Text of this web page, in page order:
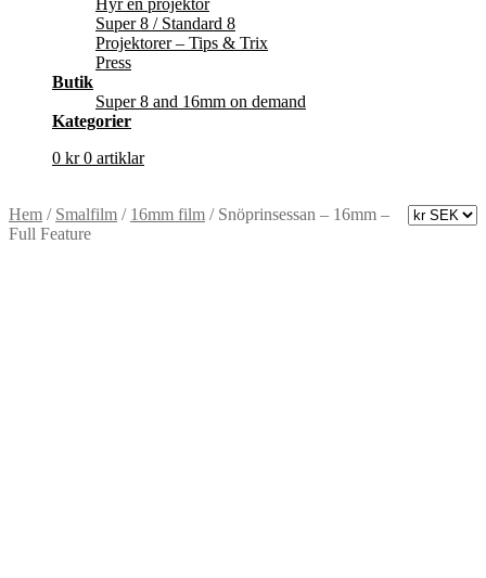
Hyr en projektor
Super 8 / Standard 8
Projektorer – Tips & Trix
Press
Butik
Super 8 and 16mm on demand
Kategorier
0 kr 0 artiklar
Hem / Smalfilm / 16mm film / Snöprinsessan – 16mm –
Full Feature